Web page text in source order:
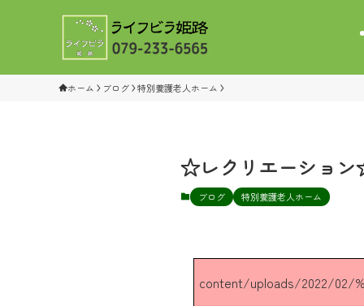
ホーム ブログ 特別養護老人ホーム
☆レクリエーショ
ブログ 特別養護老人ホーム
content/uploads/2022/02/